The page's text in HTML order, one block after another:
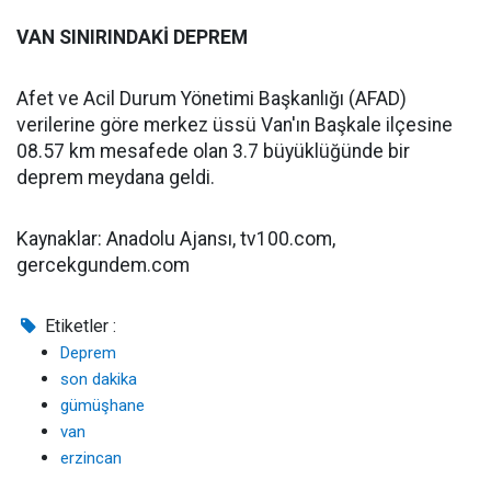
VAN SINIRINDAKİ DEPREM
Afet ve Acil Durum Yönetimi Başkanlığı (AFAD)
verilerine göre merkez üssü Van'ın Başkale ilçesine
08.57 km mesafede olan 3.7 büyüklüğünde bir
deprem meydana geldi.
Kaynaklar: Anadolu Ajansı, tv100.com,
gercekgundem.com
Etiketler :
Deprem
son dakika
gümüşhane
van
erzincan